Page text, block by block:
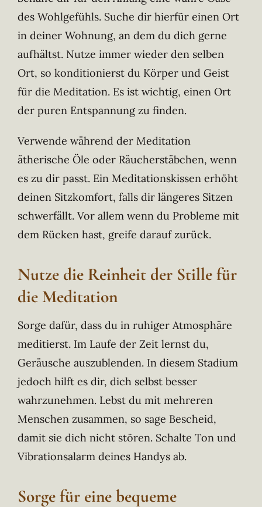
des Wohlgefühls. Suche dir hierfür einen Ort
in deiner Wohnung, an dem du dich gerne
aufhältst. Nutze immer wieder den selben
Ort, so konditionierst du Körper und Geist
für die Meditation. Es ist wichtig, einen Ort
der puren Entspannung zu finden.
Verwende während der Meditation
ätherische Öle oder Räucherstäbchen, wenn
es zu dir passt. Ein Meditationskissen erhöht
deinen Sitzkomfort, falls dir längeres Sitzen
schwerfällt. Vor allem wenn du Probleme mit
dem Rücken hast, greife darauf zurück.
Nutze die Reinheit der Stille für
die Meditation
Sorge dafür, dass du in ruhiger Atmosphäre
meditierst. Im Laufe der Zeit lernst du,
Geräusche auszublenden. In diesem Stadium
jedoch hilft es dir, dich selbst besser
wahrzunehmen. Lebst du mit mehreren
Menschen zusammen, so sage Bescheid,
damit sie dich nicht stören. Schalte Ton und
Vibrationsalarm deines Handys ab.
Sorge für eine bequeme